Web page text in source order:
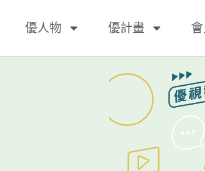
優人物 優計畫